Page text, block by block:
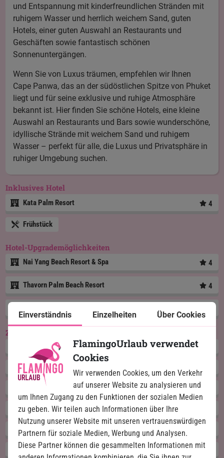
und Entspannung mit kinderfreundlichen Stränden mit
ruhigem Wasser und herrlich weichem Sand, guten
Hotels, einer guten Auswahl an Restaurants und
Geschäften sowie fantastisch schönen
Sonnenuntergängen.
Wenn Sie von Luxus träumen, empfehlen wir Ihnen
Cape Panwa, das an der südöstlichen Spitze von Phuket
liegt und für seine exklusive und ruhige Atmosphäre
bekannt ist. Hier finden Sie schöne Hotels, eine kleine
Auswahl an Restaurants und Bars sowie wunderschöne,
idyllische Strände mit weichem Sand und ruhigem
Wasser – perfekt für alle, die Luxus und Privatsphäre in
ruhiger Umgebung suchen.
Inklusives Hotel
Kata Palm Resort 4
Frühstück
Hotel-Upgrademöglichkeiten
Nai Yang Beach Resort & Spa 4
Thavorn Palm Beach Resort 4
Zusatztouren
Phi Phi Inseln mit dem Schnellboot (Phuket)
Catamaran-Touren zum Kahung Beach
Siam Niramit Phuket Show
Phuket Höhepunkte
Hanuman World Phuket
Kochkurs in Phuket
Einverständnis Einzelheiten Über Cookies
FlamingoUrlaub verwendet
Cookies
Wir verwenden Cookies, um den Verkehr
auf unserer Website zu analysieren und
um Ihnen Zugang zu den Funktionen der sozialen Medien
zu geben. Wir teilen auch Informationen über Ihre
Nutzung unserer Website mit unseren vertrauenswürdigen
Partnern für soziale Medien, Werbung und Analysen.
Diese Partner können die gesammelten Informationen mit